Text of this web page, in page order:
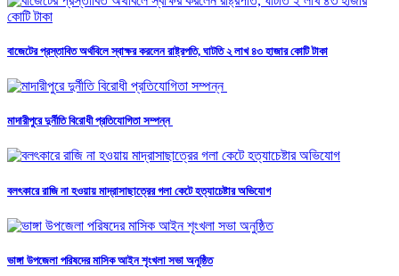
বাজেটের প্রস্তাবিত অর্থবিলে স্বাক্ষর করলেন রাষ্ট্রপতি, ঘাটতি ২ লাখ ৪৩ হাজার কোটি টাকা
মাদারীপুরে দুর্নীতি বিরোধী প্রতিযোগিতা সম্পন্ন
বলৎকারে রাজি না হওয়ায় মাদ্রাসাছাত্রের গলা কেটে হত্যাচেষ্টার অভিযোগ
ভাঙ্গা উপজেলা পরিষদের মাসিক আইন শৃংখলা সভা অনুষ্ঠিত